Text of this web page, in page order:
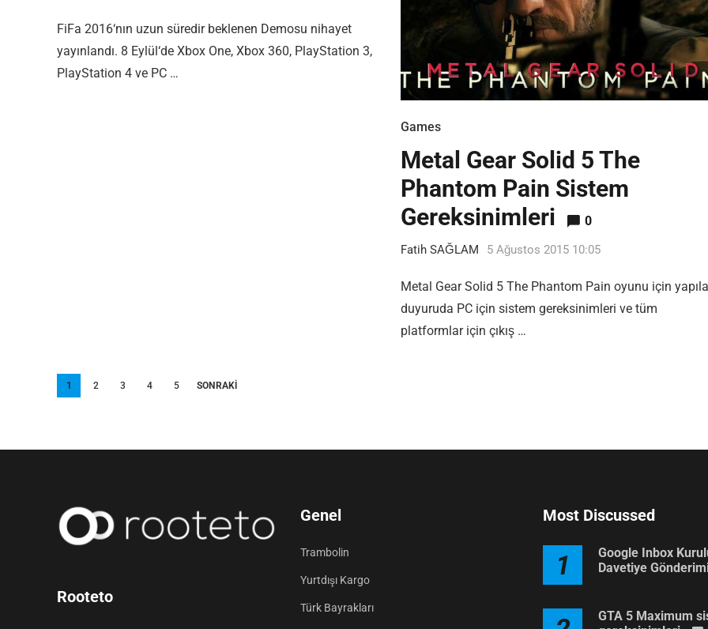
FiFa 2016‘nın uzun süredir beklenen Demosu nihayet
yayınlandı. 8 Eylül‘de Xbox One, Xbox 360, PlayStation 3,
PlayStation 4 ve PC …
Games
Metal Gear Solid 5 The
Phantom Pain Sistem
Gereksinimleri
0
Fatih SAĞLAM 5 Ağustos 2015 10:05
Metal Gear Solid 5 The Phantom Pain oyunu için
duyuruda PC için sistem gereksinimleri ve tüm
platformlar için çıkış …
Yazı
1 2 3 4 5 SONRAKI
Rooteto
Genel
Trambolin
Yurtdışı Kargo
Türk Bayrakları
Most Discussed
1
Google Inbox
Davetiye
GTA 5 Maximum